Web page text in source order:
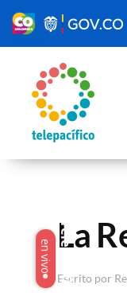
Skip to main
La
Escrito por
Telepacífico
en vivo